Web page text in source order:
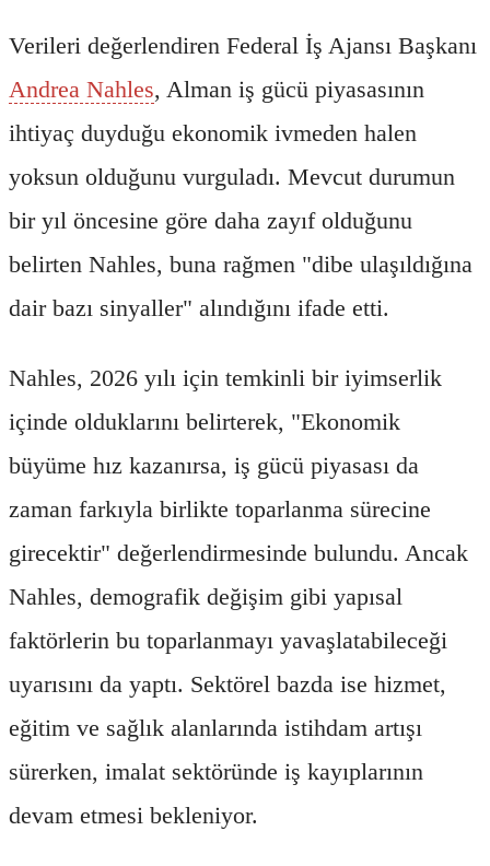
Verileri değerlendiren Federal İş Ajansı Başkanı
Andrea Nahles, Alman iş gücü piyasasının
ihtiyaç duyduğu ekonomik ivmeden halen
yoksun olduğunu vurguladı. Mevcut durumun
bir yıl öncesine göre daha zayıf olduğunu
belirten Nahles, buna rağmen "dibe ulaşıldığına
dair bazı sinyaller" alındığını ifade etti.
Nahles, 2026 yılı için temkinli bir iyimserlik
içinde olduklarını belirterek, "Ekonomik
büyüme hız kazanırsa, iş gücü piyasası da
zaman farkıyla birlikte toparlanma sürecine
girecektir" değerlendirmesinde bulundu. Ancak
Nahles, demografik değişim gibi yapısal
faktörlerin bu toparlanmayı yavaşlatabileceği
uyarısını da yaptı. Sektörel bazda ise hizmet,
eğitim ve sağlık alanlarında istihdam artışı
sürerken, imalat sektöründe iş kayıplarının
devam etmesi bekleniyor.